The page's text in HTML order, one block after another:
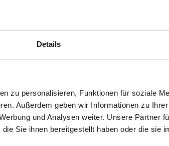
Details
zu personalisieren, Funktionen für soziale
Außerdem geben wir Informationen zu
und Analysen weiter. Unsere Partner
Sie ihnen bereitgestellt haben oder die sie